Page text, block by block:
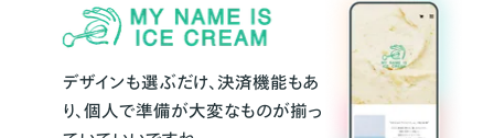
デザインも選ぶだけ、決済機能もあ
り、個人で準備が大変なものが揃っ